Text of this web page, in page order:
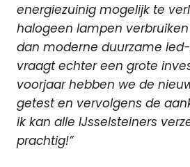
energiezuinig mogelijk te
halogeen lampen
dan moderne duurzame
vraagt echter een grote
voorjaar hebben we de
getest en vervolgens de
ik kan alle IJsselsteiners
prachtig!”